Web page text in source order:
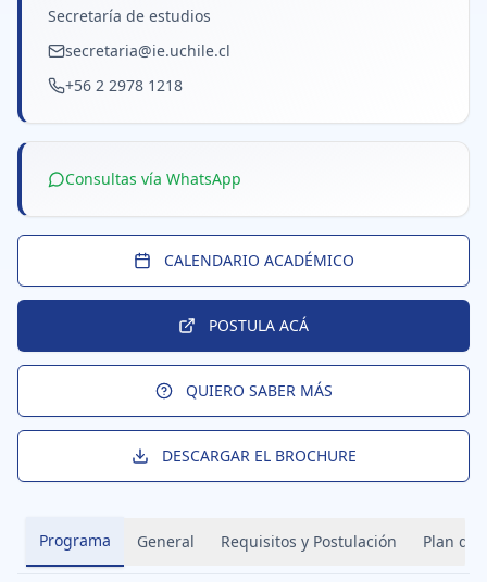
Secretaría de estudios
secretaria@ie.uchile.cl
+56 2 2978 1218
Consultas vía WhatsApp
CALENDARIO ACADÉMICO
POSTULA ACÁ
QUIERO SABER MÁS
DESCARGAR EL BROCHURE
Programa General Requisitos y Postulación Plan de